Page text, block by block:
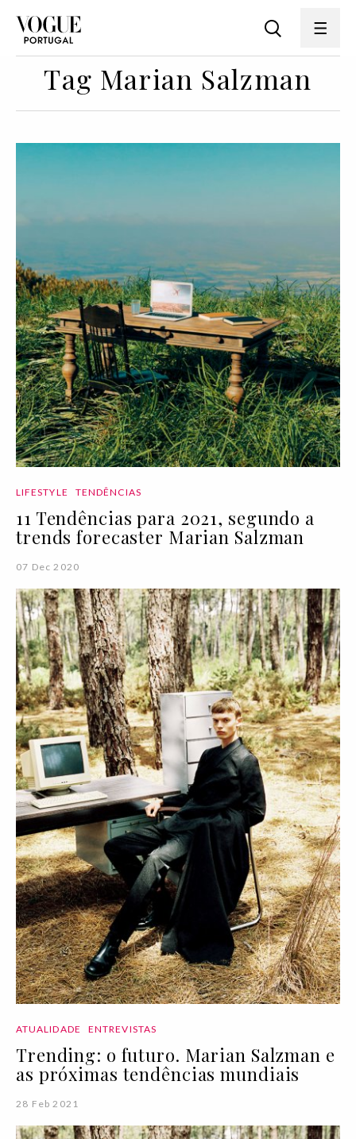
Tag Marian Salzman
LIFESTYLE TENDÊNCIAS
11 Tendências para 2021, segundo a
trends forecaster Marian Salzman
07 Dec 2020
ATUALIDADE ENTREVISTAS
Trending: o futuro. Marian Salzman e
as próximas tendências mundiais
28 Feb 2021